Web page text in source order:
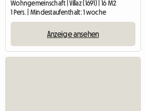
Wohngemeinschaft | Villaz (1691) | 16 M2
1 Pers. | Mindestaufenthalt: 1 woche
Anzeige ansehen